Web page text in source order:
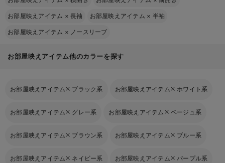
お部屋映えアイテム ×長袖 お部屋映えアイテム × 半袖
お部屋映えアイテム × ノースリーブ
お部屋映えアイテム他のカラーを探す
お部屋映えアイテム ブラック系 お部屋映えアイテム ホワイト系
お部屋映えアイテム グレー系 お部屋映えアイテム ベージュ系
お部屋映えアイテム ブラウン系 お部屋映えアイテム ブルー系
お部屋映えアイテム ネイビー系 お部屋映えアイテム パープル系